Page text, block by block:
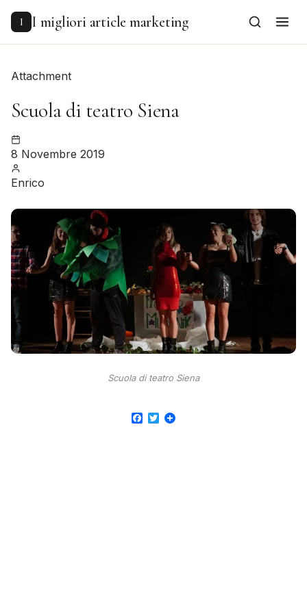
content
I I migliori article marketing
Attachment
Scuola di teatro Siena
8 Novembre 2019
Enrico
Scuola di teatro Siena
Facebook
Twitter